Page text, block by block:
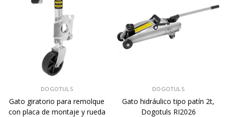
DOGOTULS
Gato giratorio para remolque
con placa de montaje y rueda
DOGOTULS
Gato hidráulico tipo patín 2t,
Dogotuls RI2026